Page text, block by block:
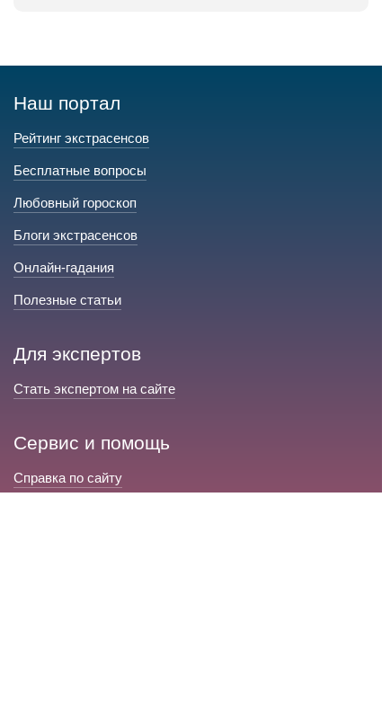
Наш портал
Рейтинг экстрасенсов
Бесплатные вопросы
Любовный гороскоп
Блоги экстрасенсов
Онлайн-гадания
Полезные статьи
Для экспертов
Стать экспертом на сайте
Сервис и помощь
Справка по сайту